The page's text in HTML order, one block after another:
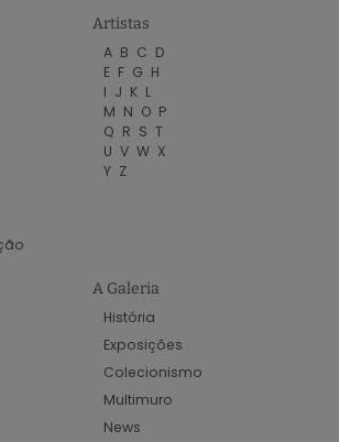
Artistas
A B C D
E F G H
I J K L
M N O P
Q R S T
U V W X
Y Z
A Galeria
História
Exposições
Colecionismo
Multimuro
News